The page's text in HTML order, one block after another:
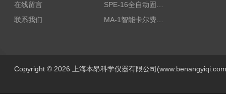
在线留言
联系我们
MA-1智能卡尔费休水分测定仪
Copyright © 2026 上海本昂科学仪器有限公司